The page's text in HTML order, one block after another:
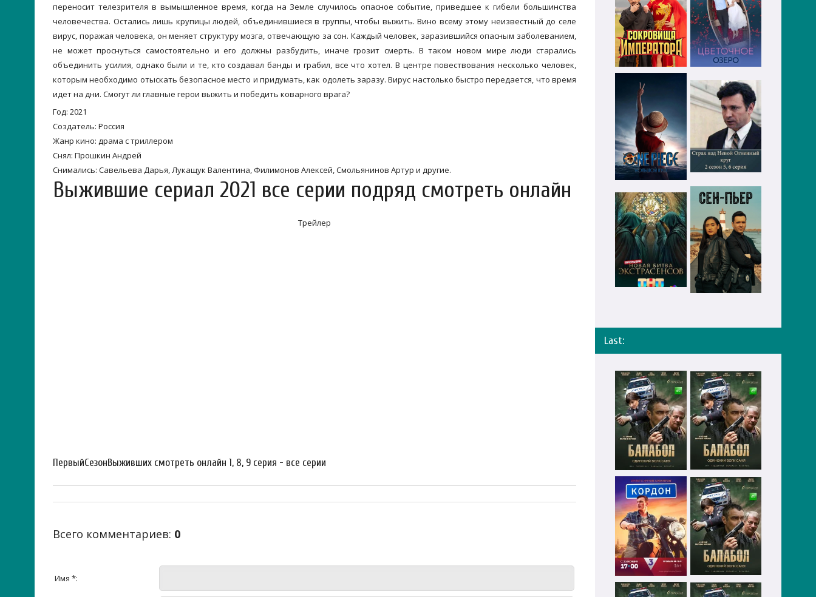
переносит телезрителя в вымышленное время, когда на Земле случилось опасное событие, приведшее к гибели большинства
человечества. Остались лишь крупицы людей, объединившиеся в группы, чтобы выжить. Вино всему этому неизвестный до селе
вирус, поражая человека, он меняет структуру мозга, отвечающую за сон. Каждый человек, заразившийся опасным заболеванием,
не может проснуться самостоятельно и его должны разбудить, иначе грозит смерть. В таком новом мире люди старались
объединить усилия, однако были и те, кто создавал банды и грабил, все что хотел. В центре повествования несколько человек,
которым необходимо отыскать безопасное место и придумать, как одолеть заразу. Вирус настолько быстро передается, что время
идет на дни. Смогут ли главные герои выжить и победить коварного врага?
Год: 2021
Создатель: Россия
Жанр кино: драма с триллером
Снял: Прошкин Андрей
Снимались: Савельева Дарья, Лукащук Валентина, Филимонов Алексей, Смольянинов Артур и другие.
Выжившие сериал 2021 все серии подряд смотреть онлайн
Трейлер
ПервыйСезонВыживших смотреть онлайн 1, 8, 9 серия - все серии
Всего комментариев: 0
Имя *:
Last: